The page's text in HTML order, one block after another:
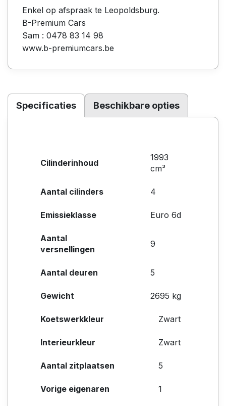
Enkel op afspraak te Leopoldsburg.
B-Premium Cars
Sam : 0478 83 14 98
www.b-premiumcars.be
Specificaties Beschikbare opties
Cilinderinhoud
1993
cm³
Aantal cilinders 4
Emissieklasse Euro 6d
Aantal
versnellingen
9
Aantal deuren 5
Gewicht 2695 kg
Koetswerkkleur Zwart
Interieurkleur Zwart
Aantal zitplaatsen 5
Vorige eigenaren 1